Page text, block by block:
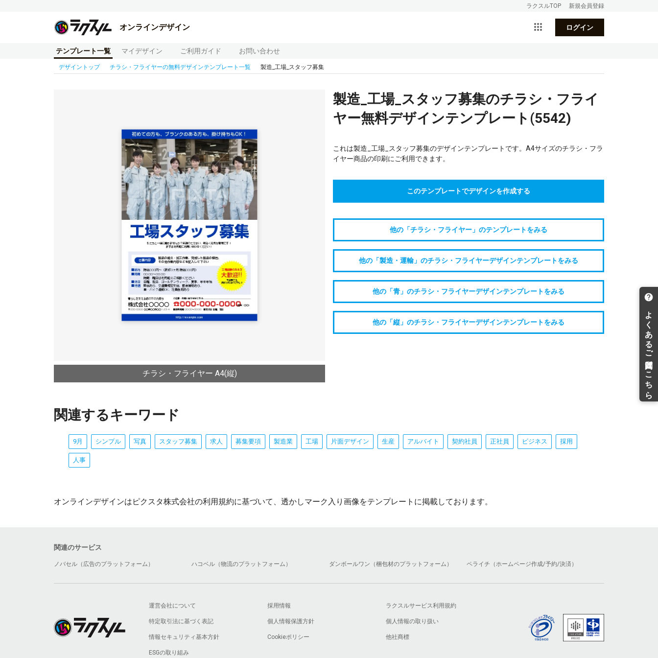
ラクスルTOP 新規会員登録
オンラインデザイン ログイン
テンプレート一覧 マイデザイン ご利用ガイド お問い合わせ
デザイントップ チラシ・フライヤーの無料デザインテンプレート一覧 製造_工場_スタッフ募集
チラシ・フライヤー A4(縦)
製造_工場_スタッフ募集のチラシ・フライ
ヤー無料デザインテンプレート(5542)
これは製造_工場_スタッフ募集のデザインテンプレートです。A4サイズのチラシ・フラ
イヤー商品の印刷にご利用できます。
このテンプレートでデザインを作成する
他の「チラシ・フライヤー」のテンプレートをみる
他の「製造・運輸」のチラシ・フライヤーデザインテンプレートをみる
他の「青」のチラシ・フライヤーデザインテンプレートをみる
他の「縦」のチラシ・フライヤーデザインテンプレートをみる
関連するキーワード
9月 シンプル 写真 スタッフ募集 求人 募集要項 製造業 工場 片面デザイン 生産 アルバイト 契約社員 正社員 ビジネス 採用
人事
オンラインデザインはピクスタ株式会社の利用規約に基づいて、透かしマーク入り画像をテンプレートに掲載しております。
関連のサービス
ノバセル（広告のプラットフォーム） ハコベル（物流のプラットフォーム） ダンボールワン（梱包材のプラットフォーム） ペライチ（ホームページ作成/予約/決済）
運営会社について 採用情報 ラクスルサービス利用規約
特定取引法に基づく表記 個人情報保護方針 個人情報の取り扱い
情報セキュリティ基本方針 Cookieポリシー 他社商標
ESGの取り組み